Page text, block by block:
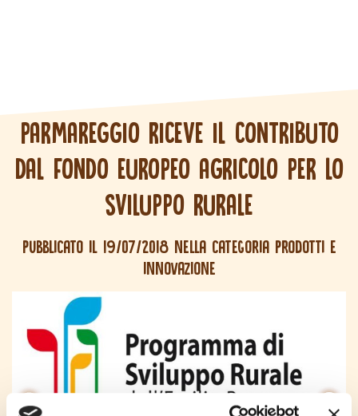
PARMAREGGIO RICEVE IL CONTRIBUTO
DAL FONDO EUROPEO AGRICOLO PER LO
SVILUPPO RURALE
Pubblicato il 19/07/2018 nella categoria Prodotti e
innovazione
prev next
prev next
prev next